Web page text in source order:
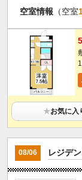
空室情報 （空室
★お気に入
08/06 レジデ